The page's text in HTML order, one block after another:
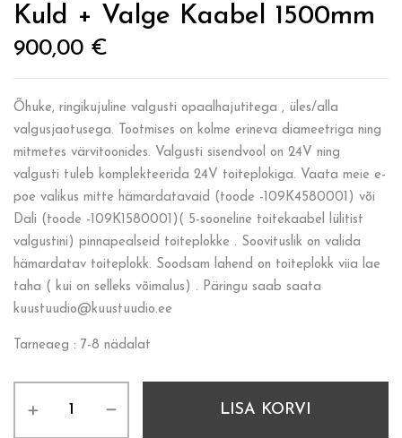
Kuld + Valge Kaabel 1500mm
900,00 €
Õhuke, ringikujuline valgusti opaalhajutitega , üles/alla
valgusjaotusega. Tootmises on kolme erineva diameetriga ning
mitmetes värvitoonides. Valgusti sisendvool on 24V ning
valgusti tuleb komplekteerida 24V toiteplokiga. Vaata meie e-
poe valikus mitte hämardatavaid (toode -109K4580001) või
Dali (toode -109K1580001)( 5-sooneline toitekaabel lülitist
valgustini) pinnapealseid toiteplokke . Soovituslik on valida
hämardatav toiteplokk. Soodsam lahend on toiteplokk viia lae
taha ( kui on selleks võimalus) . Päringu saab saata
kuustuudio@kuustuudio.ee
Tarneaeg : 7-8 nädalat
LISA KORVI